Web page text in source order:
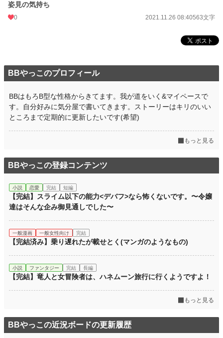
更新日時 2021.11.26 08:40
初回公開日時
月間ポイント 7 pt (116,421 位)
年間ポイント 49 pt (158,017 位)
累計ポイント 2,340 pt (158,722 位)
姿見の気持ち
0 2021.11.26 08:40563文字
BBやっこのプロフィール
BBはもろB型な性格からきてます。我が道をいく&マイペースで
す。自分好みに気分屋で書いてきます。ストーリーはキリのいい
ところまで定期的に更新したいです(希望)
もっと見る
BBやっこの登録コンテンツ
小説 恋愛 完結 短編
【完結】スライム以下の能力<デバフ>なら怖くないです。〜令嬢
達はそんな企み御見通しでした〜
一般漫画 一般女性向け 完結
【完結済み】乗り遅れたが載せとく(マンガのようなもの)
小説 ファンタジー 完結 長編
【完結】竜人と女冒険者は、ハネムーン旅行に行くようですよ！
もっと見る
BBやっこの近況ボードの更新履歴